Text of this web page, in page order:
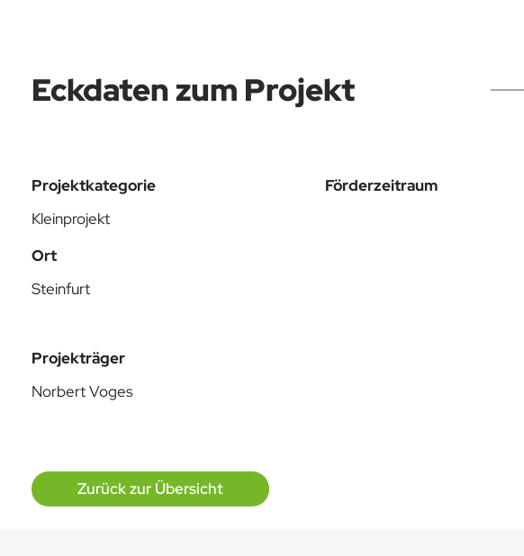
Eckdaten zum Projekt
Projektkategorie
Kleinprojekt
Förderzeitraum
Ort
Steinfurt
Projekträger
Norbert Voges
Zurück zur Übersicht